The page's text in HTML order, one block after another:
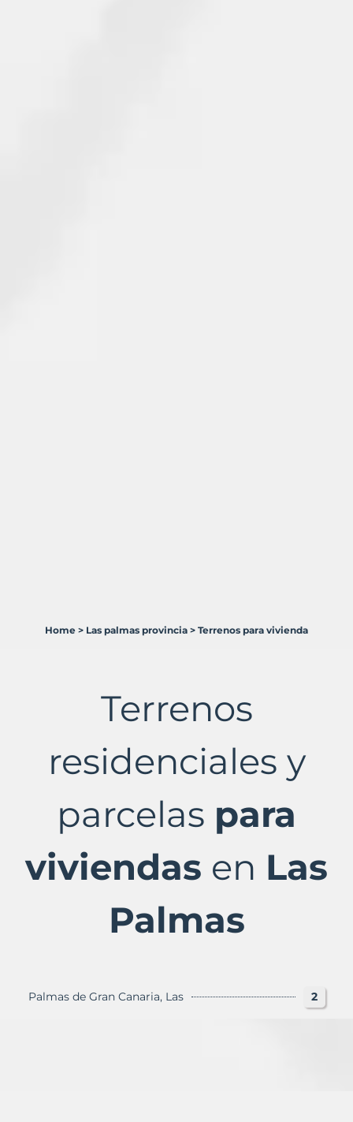
Murbalands
Home > Las palmas provincia > Terrenos para vivienda
Terrenos
residenciales y
parcelas para
viviendas en Las
Palmas
Palmas de Gran Canaria, Las 2